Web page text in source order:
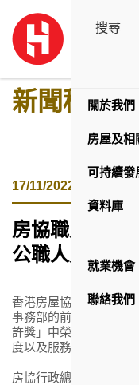
新聞稿
17/11/2022
房協職員連續
公職人員獎
香港房屋協會(房協)兩
事務部的前線職員，於
許獎」中榮獲「公職人
度以及服務市民的出色
房協行政總裁陳欽勉表
關於我們
房屋及相
可持續發
資料庫
就業機會
聯絡我們